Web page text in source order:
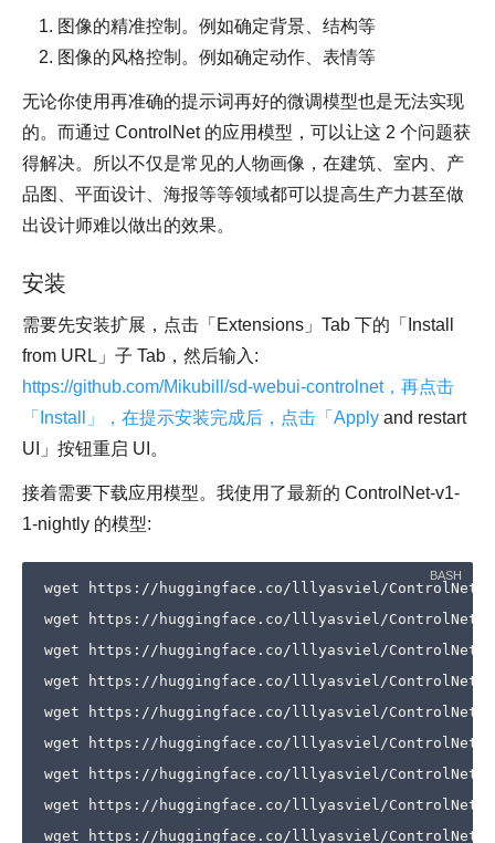
图像的精准控制。例如确定背景、结构等
图像的风格控制。例如确定动作、表情等
无论你使用再准确的提示词再好的微调模型也是无法实现
的。而通过 ControlNet 的应用模型，可以让这 2 个问题获
得解决。所以不仅是常见的人物画像，在建筑、室内、产
品图、平面设计、海报等等领域都可以提高生产力甚至做
出设计师难以做出的效果。
安装
需要先安装扩展，点击「Extensions」Tab 下的「Install
from URL」子 Tab，然后输入:
https://github.com/Mikubill/sd-webui-controlnet，再点击
「Install」，在提示安装完成后，点击「Apply and restart
UI」按钮重启 UI。
接着需要下载应用模型。我使用了最新的 ControlNet-v1-
1-nightly 的模型:
wget https://huggingface.co/lllyasviel/ControlNet-
wget https://huggingface.co/lllyasviel/ControlNet-
wget https://huggingface.co/lllyasviel/ControlNet-
wget https://huggingface.co/lllyasviel/ControlNet-
wget https://huggingface.co/lllyasviel/ControlNet-
wget https://huggingface.co/lllyasviel/ControlNet-
wget https://huggingface.co/lllyasviel/ControlNet-
wget https://huggingface.co/lllyasviel/ControlNet-
wget https://huggingface.co/lllyasviel/ControlNet-